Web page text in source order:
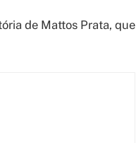
de Mattos Prata, que